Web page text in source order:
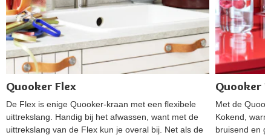
Quooker Flex
De Flex is enige Quooker-kraan met een flexibele
uittrekslang. Handig bij het afwassen, want met de
uittrekslang van de Flex kun je overal bij. Net als de
Quooker
Met de
Kokend,
bruisend en